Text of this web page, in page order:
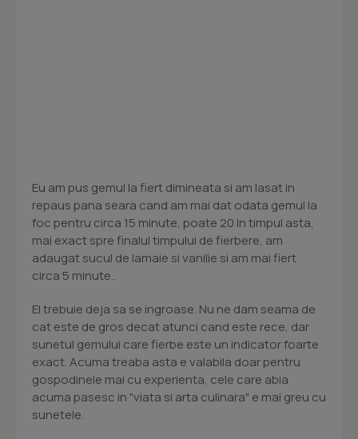
Eu am pus gemul la fiert dimineata si am lasat in
repaus pana seara cand am mai dat odata gemul la
foc pentru circa 15 minute, poate 20 In timpul asta,
mai exact spre finalul timpului de fierbere, am
adaugat sucul de lamaie si vanilie si am mai fiert
circa 5 minute..
El trebuie deja sa se ingroase. Nu ne dam seama de
cat este de gros decat atunci cand este rece, dar
sunetul gemului care fierbe este un indicator foarte
exact. Acuma treaba asta e valabila doar pentru
gospodinele mai cu experienta, cele care abia
acuma pasesc in "viata si arta culinara" e mai greu cu
sunetele.